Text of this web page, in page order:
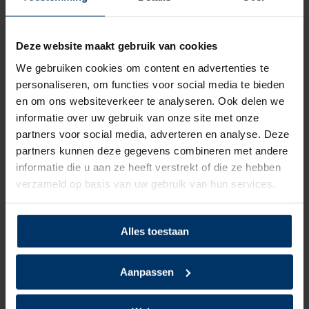
Deze website maakt gebruik van cookies
We gebruiken cookies om content en advertenties te
personaliseren, om functies voor social media te bieden
en om ons websiteverkeer te analyseren. Ook delen we
informatie over uw gebruik van onze site met onze
partners voor social media, adverteren en analyse. Deze
partners kunnen deze gegevens combineren met andere
informatie die u aan ze heeft verstrekt of die ze hebben
verzameld op basis van uw gebruik van hun services.
Alles toestaan
Aanpassen
werkschoenen.
Maak al een paar jaar gebruik van diverse barefoot
schoenen en alle voet- en rugklachten worden een stuk
minder. De laatste stap is de werkschoen, waar ik gemiddeld
70% van mijn tijd op loop.
Ook nu blijkt dat geen enkele werkschoen dit kan benaderen.
De HKS BFS is weliswaar redelijk soepel, er zijn meer
werkschoenen die dat hebben, maar heeft verder weinig met
het barefootconcept te maken.
- De ruimte voor de tenen, de toebox, is supersmal en
beklemmend.
- De hak is in barefoottermen megahoog en je glijdt zelfs
naar voren in de schoen.